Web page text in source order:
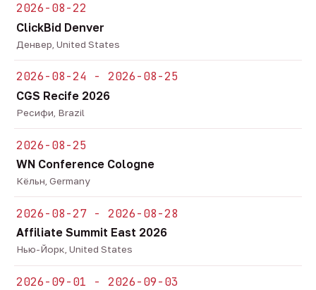
2026-08-22
ClickBid Denver
Денвер, United States
2026-08-24 - 2026-08-25
CGS Recife 2026
Ресифи, Brazil
2026-08-25
WN Conference Cologne
Кёльн, Germany
2026-08-27 - 2026-08-28
Affiliate Summit East 2026
Нью-Йорк, United States
2026-09-01 - 2026-09-03